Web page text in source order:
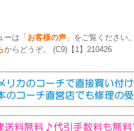
ーは「 お客様の声 」をご覧ください。
からどうぞ。 (C9)【1】210426